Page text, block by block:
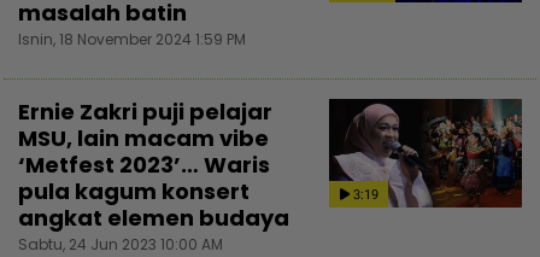
masalah batin
Isnin, 18 November 2024 1:59 PM
3:19
Ernie Zakri puji pelajar
MSU, lain macam vibe
‘Metfest 2023’… Waris
pula kagum konsert
angkat elemen budaya
Sabtu, 24 Jun 2023 10:00 AM